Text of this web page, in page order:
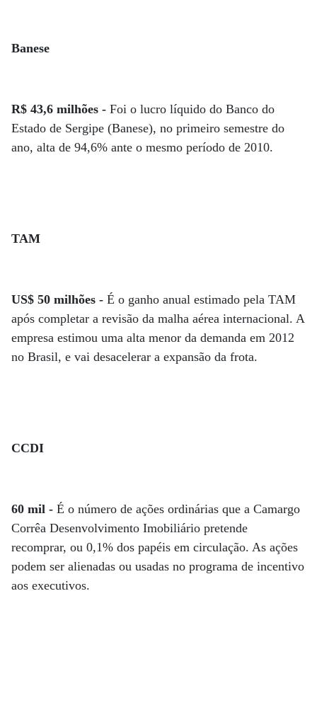
Banese
R$ 43,6 milhões - Foi o lucro líquido do Banco do
Estado de Sergipe (Banese), no primeiro semestre do
ano, alta de 94,6% ante o mesmo período de 2010.
TAM
US$ 50 milhões - É o ganho anual estimado pela TAM
após completar a revisão da malha aérea internacional. A
empresa estimou uma alta menor da demanda em 2012
no Brasil, e vai desacelerar a expansão da frota.
CCDI
60 mil - É o número de ações ordinárias que a Camargo
Corrêa Desenvolvimento Imobiliário pretende
recomprar, ou 0,1% dos papéis em circulação. As ações
podem ser alienadas ou usadas no programa de incentivo
aos executivos.